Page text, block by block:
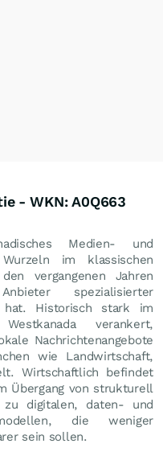
- WKN: A0Q663
Medien- und
im klassischen
vergangenen Jahren
spezialisierter
hat. Historisch stark im
verankert,
Nachrichtenangebote
wie Landwirtschaft,
Wirtschaftlich befindet
Übergang von strukturell
zu digitalen, daten- und
die weniger
sein sollen.